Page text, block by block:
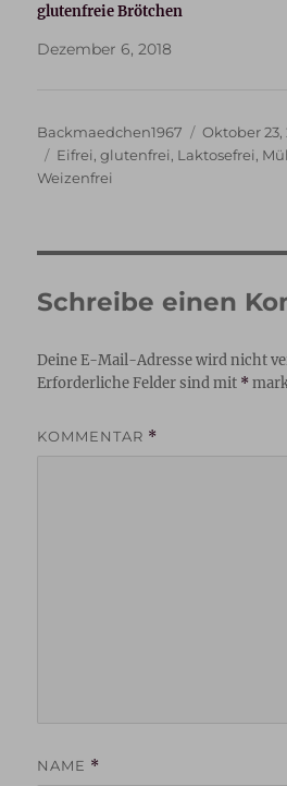
glutenfreie Brötchen
Dezember 6, 2018
Autor
Backmaedchen1967
am
Oktober 23,
Schlagwörter
Eifrei,glutenfrei, Laktosefrei,
Weizenfrei
Schreibe einen
Deine E-Mail-Adresse wird nicht
Erforderliche Felder sind mit *
KOMMENTAR *
NAME *